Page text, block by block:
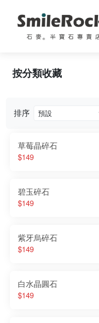
新品
手鍊
按分類收藏
排序
草莓晶碎石
$149
碧玉碎石
$149
紫牙烏碎石
$149
白水晶圓石
$149
按分類收藏